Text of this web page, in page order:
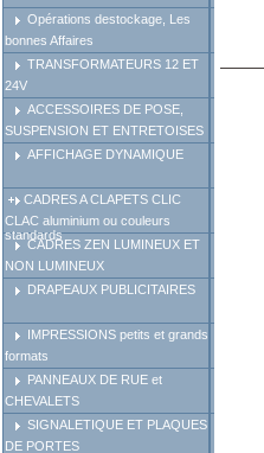
Opérations destockage, Les
bonnes Affaires
TRANSFORMATEURS 12 ET
24V
ACCESSOIRES DE POSE,
SUSPENSION ET ENTRETOISES
AFFICHAGE DYNAMIQUE
CADRES A CLAPETS CLIC
CLAC aluminium ou couleurs
standards
CADRES ZEN LUMINEUX ET
NON LUMINEUX
DRAPEAUX PUBLICITAIRES
IMPRESSIONS petits et grands
formats
PANNEAUX DE RUE et
CHEVALETS
SIGNALETIQUE ET PLAQUES
DE PORTES